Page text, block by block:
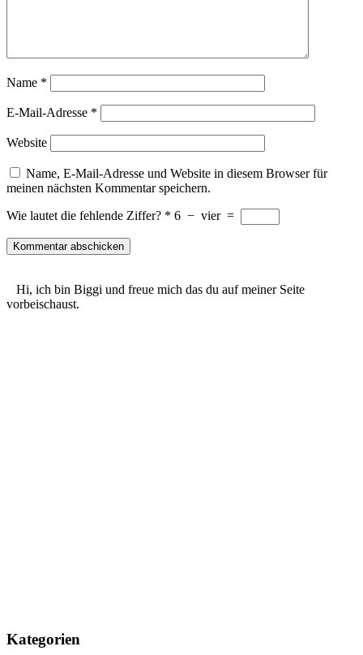
Name *
E-Mail-Adresse *
Website
Name, E-Mail-Adresse und Website in diesem Browser für
meinen nächsten Kommentar speichern.
Wie lautet die fehlende Ziffer? * 6 − vier =
Hi, ich bin Biggi und freue mich das du auf meiner Seite
vorbeischaust.
Kategorien